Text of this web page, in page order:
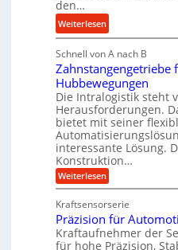
a
u
k
m
V
e
r
g
l
h
e
b
i
g
e
K
u
g
e
l
g
e
w
n
e
i
g
r
t
U
m
s
a
t
z
n
d
A
den…
Weiterlesen:
M
e
h
r
A
r
b
e
i
t
s
l
o
s
Schnell von A nach B
Zahnstangengetriebe
Hubbewegungen
Die Intralogistik steht
Herausforderungen.
bietet mit seiner
interessante Lösung.
Konstruktion…
Weiterlesen:
Z
h
n
s
t
Kraftsensorserie
Präzision für
Kraftaufnehmer der
für hohe Präzision,